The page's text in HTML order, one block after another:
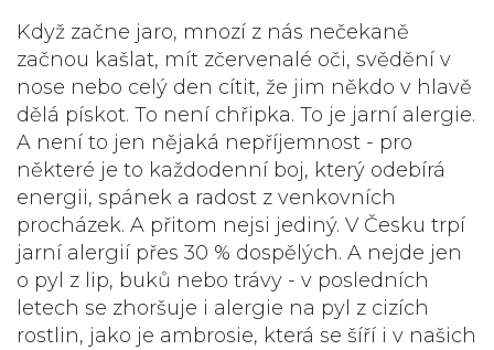
Když začne jaro, mnozí z nás nečekaně
začnou kašlat, mít zčervenalé oči, svědění v
nose nebo celý den cítit, že jim někdo v hlavě
dělá pískot. To není chřipka. To je jarní alergie.
A není to jen nějaká nepříjemnost - pro
některé je to každodenní boj, který odebírá
energii, spánek a radost z venkovních
procházek. A přitom nejsi jediný. V Česku trpí
jarní alergií přes 30 % dospělých. A nejde jen
o pyl z lip, buků nebo trávy - v posledních
letech se zhoršuje i alergie na pyl z cizích
rostlin, jako je ambrosie, která se šíří i v našich